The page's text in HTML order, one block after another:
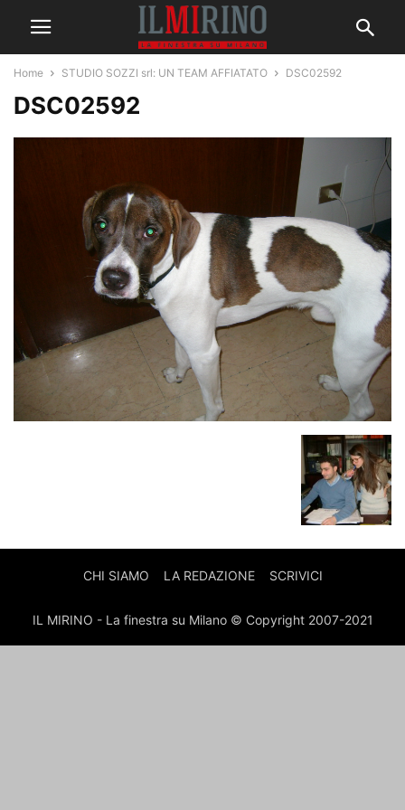
Home STUDIO SOZZI srl: UN TEAM AFFIATATO DSC02592
DSC02592
CHI SIAMO LA REDAZIONE SCRIVICI
IL MIRINO - La finestra su Milano © Copyright 2007-2021